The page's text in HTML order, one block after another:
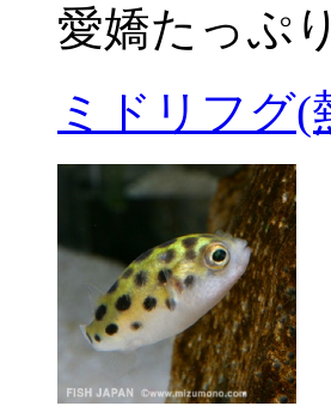
愛嬌たっぷ
ミドリフグ(